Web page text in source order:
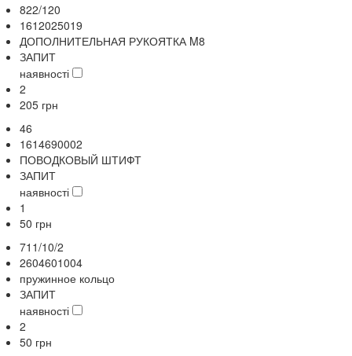
822/120
1612025019
ДОПОЛНИТЕЛЬНАЯ РУКОЯТКА M8
ЗАПИТ
наявності
2
205 грн
46
1614690002
ПОВОДКОВЫЙ ШТИФТ
ЗАПИТ
наявності
1
50 грн
711/10/2
2604601004
пружинное кольцо
ЗАПИТ
наявності
2
50 грн